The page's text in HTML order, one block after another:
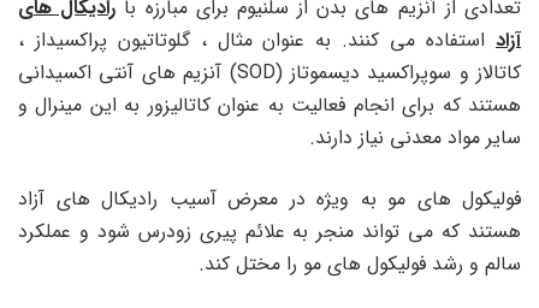
تعدادی از آنزیم های بدن از سلنیوم برای مبارزه با رادیکال های
آزاد استفاده می کنند. به عنوان مثال ، گلوتاتیون پراکسیداز ،
کاتالاز و سوپراکسید دیسموتاز (SOD) آنزیم های آنتی اکسیدانی
هستند که برای انجام فعالیت به عنوان کاتالیزور به این مینرال و
سایر مواد معدنی نیاز دارند.
فولیکول های مو به ویژه در معرض آسیب رادیکال های آزاد
هستند که می تواند منجر به علائم پیری زودرس شود و عملکرد
سالم و رشد فولیکول های مو را مختل کند.